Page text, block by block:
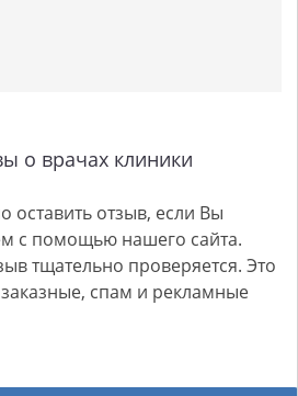
о врачах клиники
оставить отзыв, если Вы
с помощью нашего сайта.
тщательно проверяется. Это
спам и рекламные